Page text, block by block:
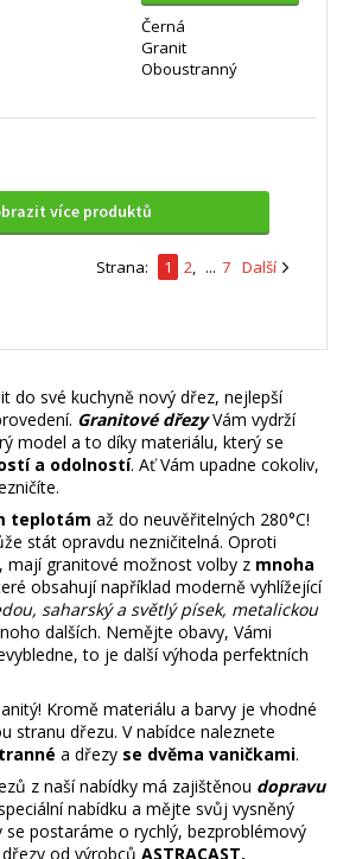
Černá
Granit
Oboustranný
více produktů
Strana: 1 2, ... 7 Další
do své kuchyně nový dřez, nejlepší
Granitové dřezyVám vydrží
model a to díky materiálu, který se
a odolností. Ať Vám upadne cokoliv,
teplotám až do neuvěřitelných 280°C!
stát opravdu nezničitelná. Oproti
granitové možnost volby z mnoha
obsahují například moderně vyhlížející
saharský a světlý písek, metalickou
dalších. Nemějte obavy, Vámi
to je další výhoda perfektních
Kromě materiálu a barvy je vhodné
stranu dřezu. V nabídce naleznete
a dřezy se dvěma vaničkami.
z naší nabídky má zajištěnou dopravu
nabídku a mějte svůj vysněný
postaráme o rychlý, bezproblémový
dřezy od výrobcůASTRACAST,